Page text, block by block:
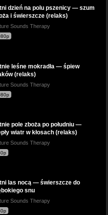
dzień na polu pszenicy — szum
i świerszcze (relaks)
Sounds Therapy
leśne mokradła — śpiew
(relaks)
Sounds Therapy
pole zboża po południu —
wiatr w kłosach (relaks)
Sounds Therapy
las nocą — świerszcze do
snu
Sounds Therapy